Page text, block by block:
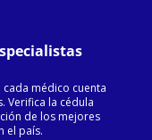
médico cuenta
Verifica la cédula
de los mejores
el país.